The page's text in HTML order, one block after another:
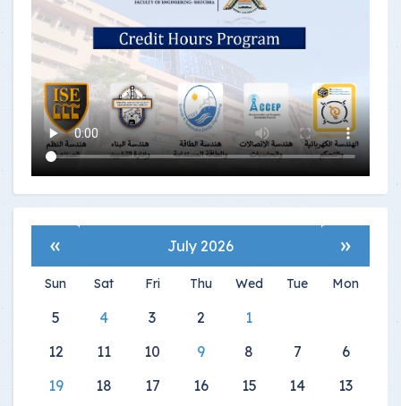
«
July 2026
»
Mon
Tue
Wed
Thu
Fri
Sat
Sun
1
2
3
4
5
6
7
8
9
10
11
12
13
14
15
16
17
18
19